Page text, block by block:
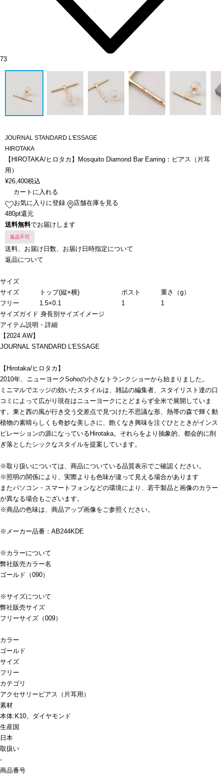
73
JOURNAL STANDARD L'ESSAGE
HIROTAKA
【HIROTAKA/ヒロタカ】Mosquito Diamond Bar Earring：ピアス（片耳
用）
¥26,400税込
カートに入れる
お気に入りに登録
店舗在庫を見る
480pt還元
送料無料でお届けします
返品不可
送料、お届け日数、お届け日時指定について
返品について
サイズ
サイズ
トップ(縦×横) ポスト
重さ（g）
フリー
1.5×0.1 1
1
サイズガイド 身長別サイズイメージ
アイテム説明・詳細
【2024 AW】
JOURNAL STANDARD L'ESSAGE
【Hirotaka/ヒロタカ】
2010年、ニューヨークSohoの小さなトランクショーから始まりました。
ミニマルでエッジの効いたスタイルは、雑誌の編集者、スタイリスト達の口
コミによって広がり現在はニューヨークにとどまらず全米で展開していま
す。東と西の風が行き交う交差点で見つけた不思議な形、熱帯の森で輝く動
植物の素晴らしくも奇妙な美しさに、飽くなき興味を注ぐひとときがインス
ピレーションの源になっているHirotaka。それらをより抽象的、都会的に削
ぎ落としたシックなスタイルを提案しています。
※取り扱いについては、商品についている品質表示でご確認ください。
※照明の関係により、実際よりも色味が違って見える場合があります
またパソコン・スマートフォンなどの環境により、若干製品と画像のカラー
が異なる場合もございます。
※商品の色味は、商品アップ画像をご参照ください。
※メーカー品番：AB244KDE
※カラーについて
弊社販売カラー名
ゴールド（090）
※サイズについて
弊社販売サイズ
フリーサイズ（009）
カラー
ゴールド
サイズ
フリー
カテゴリ
アクセサリー ピアス（片耳用）
素材
本体:K10、ダイヤモンド
生産国
日本
取扱い
-
商品番号